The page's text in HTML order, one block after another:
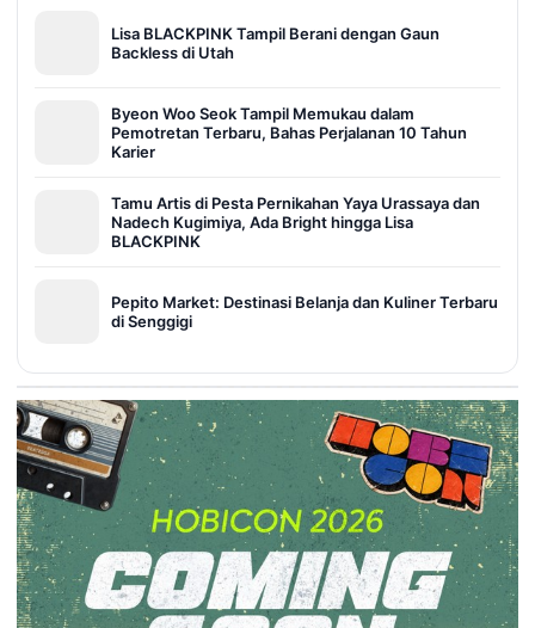
Lisa BLACKPINK Tampil Berani dengan Gaun
Backless di Utah
Byeon Woo Seok Tampil Memukau dalam
Pemotretan Terbaru, Bahas Perjalanan 10 Tahun
Karier
Tamu Artis di Pesta Pernikahan Yaya Urassaya dan
Nadech Kugimiya, Ada Bright hingga Lisa
BLACKPINK
Pepito Market: Destinasi Belanja dan Kuliner Terbaru
di Senggigi